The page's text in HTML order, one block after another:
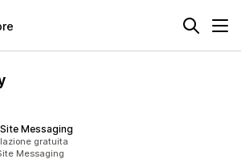
Messaging
gratuita
Messaging